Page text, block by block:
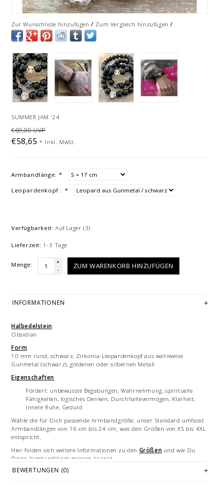
Zur Wunschliste hinzufügen / Zum Vergleich hinzufügen /
SUMMER JAM '24
€69,00 UVP
€58,65* Inkl. MwSt.
Armbandlänge: *
Leopardenkopf : *
Verfügbarkeit: Auf Lager(3)
Lieferzeit: 1-3 Tage
Menge:
+
-
ZUM WARENKORB HINZUFÜGEN
INFORMATIONEN
Halbedelstein
Obsidian
Form
10 mm rund, schwarz, Zirkonia-Leopardenkopf aus wahlweise
Gunmetal (schwarz), goldenen oder silbernen Metall
Eigenschaften
Fördert: unbewusste Begabungen, Wahrnehmung, spirituelle
Fähigkeiten, logisches Denken, Durchhaltevermögen, Klarheit,
innere Ruhe, Geduld
Wähle die für Dich passende Armbandgröße; unser Standard umfasst
Armbandlängen von 16 cm bis 24 cm; was den Größen von XS bis 4XL
entspricht.
Hier finden sich weitere Informationen zu den Größen und wie Du
Deine Armbandlänge messen kannst.
Bitte beachte unsere
BEWERTUNGEN (0)